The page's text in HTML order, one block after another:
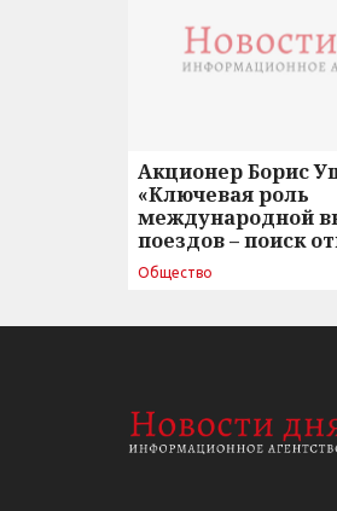
Акционер Борис
«Ключевая роль
международной
поездов – поиск
вызовы времени»
Общество